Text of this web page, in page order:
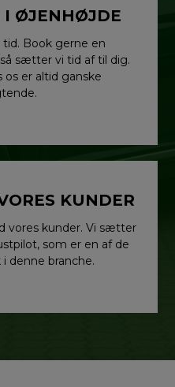
I ØJENHØJDE
tid. Book gerne en
sætter vi tid af til dig.
os er altid ganske
KUNDER
vores kunder. Vi sætter
som er en af de
denne branche.